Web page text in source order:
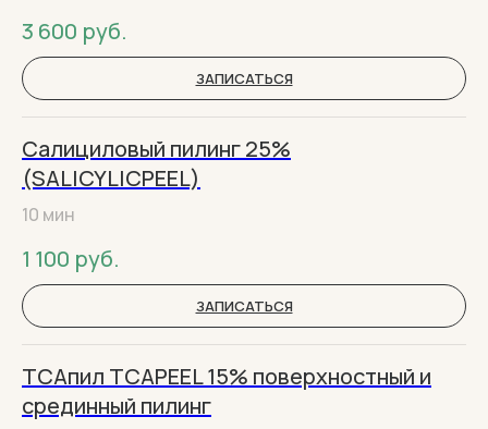
3 600 руб.
ЗАПИСАТЬСЯ
Салициловый пилинг 25%
(SALICYLICPEEL)
10 мин
1 100 руб.
ЗАПИСАТЬСЯ
ТСАпил TCAPEEL 15% поверхностный и
срединный пилинг